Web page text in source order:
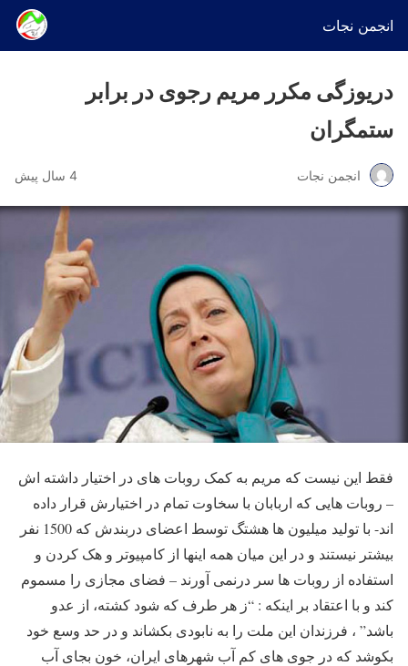
انجمن نجات
دریوزگی مکرر مریم رجوی در برابر
ستمگران
انجمن نجات 4 سال پیش
فقط این نیست که مریم به کمک روبات های در اختیار داشته اش
– روبات هایی که اربابان با سخاوت تمام در اختیارش قرار داده
اند- با تولید میلیون ها هشتگ توسط اعضای دربندش که 1500 نفر
بیشتر نیستند و در این میان همه اینها از کامپیوتر و هک کردن و
استفاده از روبات ها سر درنمی آورند – فضای مجازی را مسموم
کند و با اعتقاد بر اینکه : “ز هر طرف که شود کشته، از عدو
باشد” ، فرزندان این ملت را به نابودی بکشاند و در حد وسع خود
بکوشد که در جوی های کم آب شهرهای ایران، خون بجای آب